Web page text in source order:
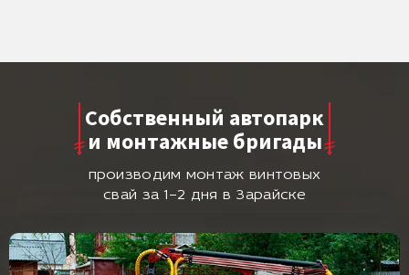
Собственный автопарк
и монтажные бригады
производим монтаж винтовых
свай за 1–2 дня в Зарайске